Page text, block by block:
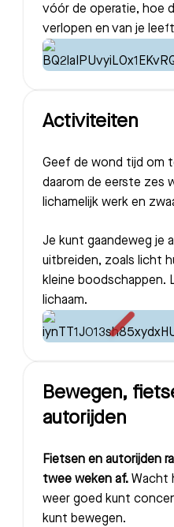
vóór de operatie, hoe
verlopen en van je
Activiteiten
Geef de wond tijd om
daarom de eerste zes
lichamelijk werk en
Je kunt gaandeweg je
uitbreiden, zoals licht
kleine boodschappen.
lichaam.
Bewegen,
autorijden
Fietsen en autorijden
twee weken af. Wacht
weer goed kunt
kunt bewegen.